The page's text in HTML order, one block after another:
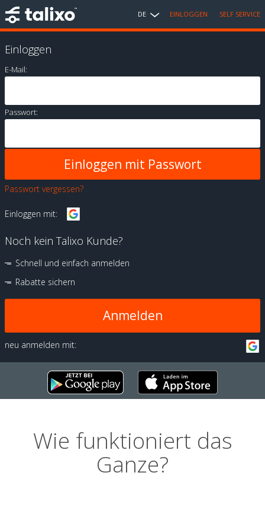
DE EINLOGGEN SELF SERVICE
Einloggen
E-Mail:
Passwort:
Passwort vergessen?
Einloggen mit:
Noch kein Talixo Kunde?
Schnell und einfach anmelden
Rabatte sichern
Anmelden
neu anmelden mit:
Wie funktioniert das
Ganze?